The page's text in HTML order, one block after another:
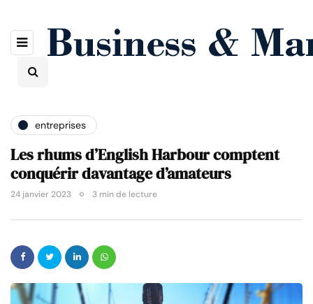
entreprises
Les rhums d’English Harbour comptent
conquérir davantage d’amateurs
24 janvier 2023 3 min de lecture